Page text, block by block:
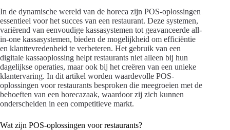
In de dynamische wereld van de horeca zijn POS-oplossingen
essentieel voor het succes van een restaurant. Deze systemen,
variërend van eenvoudige kassasystemen tot geavanceerde all-
in-one kassasystemen, bieden de mogelijkheid om efficiëntie
en klanttevredenheid te verbeteren. Het gebruik van een
digitale kassaoplossing helpt restaurants niet alleen bij hun
dagelijkse operaties, maar ook bij het creëren van een unieke
klantervaring. In dit artikel worden waardevolle POS-
oplossingen voor restaurants besproken die meegroeien met de
behoeften van een horecazaak, waardoor zij zich kunnen
onderscheiden in een competitieve markt.
Wat zijn POS-oplossingen voor restaurants?